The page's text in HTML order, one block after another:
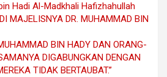
Hadi Al-Madkhali Hafizhahullah
MAJELISNYA DR. MUHAMMAD BIN
BIN HADY DAN ORANG-
DIGABUNGKAN DENGAN
TIDAK BERTAUBAT.”